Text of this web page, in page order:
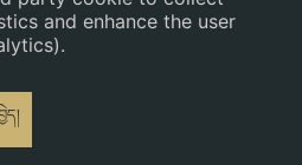
and enhance the user